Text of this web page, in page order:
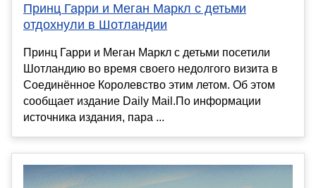
Принц Гарри и Меган Маркл с детьми
отдохнули в Шотландии
Принц Гарри и Меган Маркл с детьми посетили
Шотландию во время своего недолгого визита в
Соединённое Королевство этим летом. Об этом
сообщает издание Daily Mail.По информации
источника издания, пара ...